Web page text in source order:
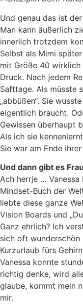
Und genau das ist
Man kann äußerlich
innerlich trotzdem
Selbst als Mimi
mit Größe 40 wirklich
Druck. Nach jedem
Safttage. Als müsste
„abbüßen“. Sie
eigentlich braucht.
Gewissen überhaupt
Als ich sie
Sie war am Ende
Und dann gibt es
Ach herrje …
Mindset-Buch der
liebte diese ganze
Vision Boards und
Ganz ehrlich? Ich
sich oft wunderschön
Kurzurlaub fürs
Vanessa konnte
richtig denke, wird
glaube, kommt mein
mir.